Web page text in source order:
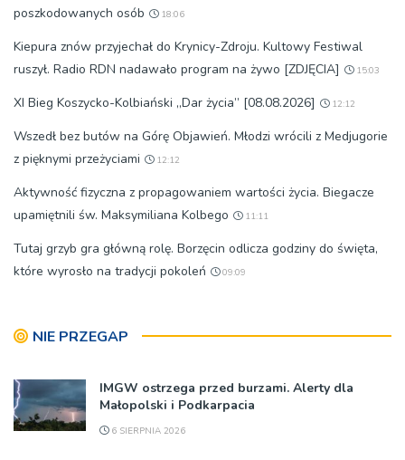
poszkodowanych osób
18:06
Kiepura znów przyjechał do Krynicy-Zdroju. Kultowy Festiwal
ruszył. Radio RDN nadawało program na żywo [ZDJĘCIA]
15:03
XI Bieg Koszycko-Kolbiański „Dar życia” [08.08.2026] 12:12
Wszedł bez butów na Górę Objawień. Młodzi wrócili z Medjugorie
z pięknymi przeżyciami
12:12
Aktywność fizyczna z propagowaniem wartości życia. Biegacze
upamiętnili św. Maksymiliana Kolbego
11:11
Tutaj grzyb gra główną rolę. Borzęcin odlicza godziny do święta,
które wyrosło na tradycji pokoleń
09:09
NIE PRZEGAP
IMGW ostrzega przed burzami. Alerty dla
Małopolski i Podkarpacia
6 SIERPNIA 2026